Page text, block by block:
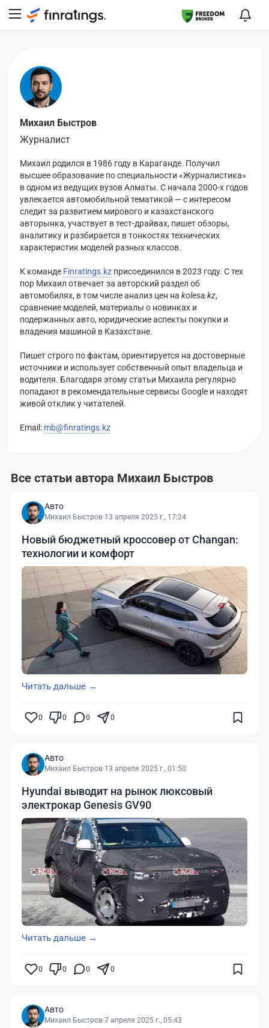
Михаил Быстров
Журналист
Михаил родился в 1986 году в Караганде. Получил
высшее образование по специальности «Журналистика»
в одном из ведущих вузов Алматы. С начала 2000-х годов
увлекается автомобильной тематикой — с интересом
следит за развитием мирового и казахстанского
авторынка, участвует в тест-драйвах, пишет обзоры,
аналитику и разбирается в тонкостях технических
характеристик моделей разных классов.
К команде Finratings.kz присоединился в 2023 году. С тех
пор Михаил отвечает за авторский раздел об
автомобилях, в том числе анализ цен на kolesa.kz,
сравнение моделей, материалы о новинках и
подержанных авто, юридические аспекты покупки и
владения машиной в Казахстане.
Пишет строго по фактам, ориентируется на достоверные
источники и использует собственный опыт владельца и
водителя. Благодаря этому статьи Михаила регулярно
попадают в рекомендательные сервисы Google и находят
живой отклик у читателей.
Email: mb@finratings.kz
Все статьи автора Михаил Быстров
Авто
Михаил Быстров·13 апреля 2025 г., 17:24
Новый бюджетный кроссовер от Changan:
технологии и комфорт
Читать дальше →
0 0 0 0
Авто
Михаил Быстров·13 апреля 2025 г., 01:50
Hyundai выводит на рынок люксовый
электрокар Genesis GV90
Читать дальше →
0 0 0 0
Авто
Михаил Быстров·7 апреля 2025 г., 05:43